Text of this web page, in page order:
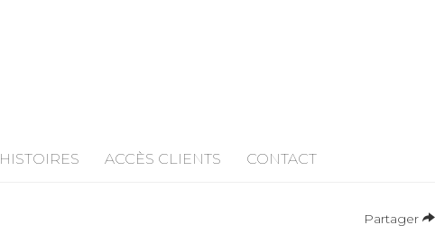
HISTOIRES ACCÈS CLIENTS CONTACT
Partager